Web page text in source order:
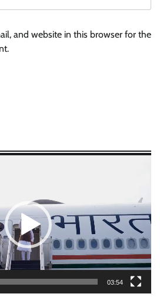
and website in this browser for the
03:54